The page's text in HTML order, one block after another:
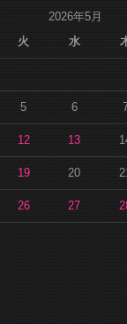
2026年5月
火 水
5 6
12 13
19 20
26 27